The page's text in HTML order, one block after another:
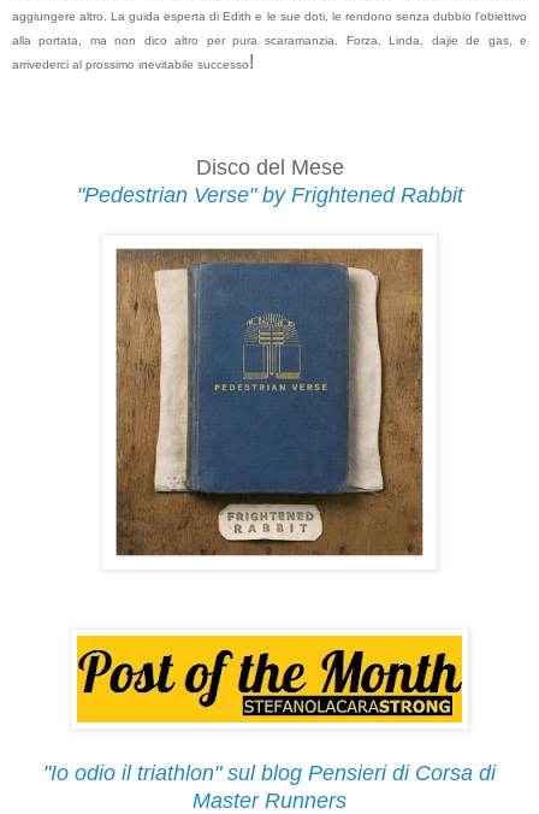
aggiungere altro. La guida esperta di Edith e le sue doti, le rendono senza dubbio l'obiettivo
alla portata, ma non dico altro per pura scaramanzia. Forza, Linda, dajie de gas, e
arrivederci al prossimo inevitabile successo!
Disco del Mese
"Pedestrian Verse" by Frightened Rabbit
"Io odio il triathlon" sul blog Pensieri di Corsa di
Master Runners